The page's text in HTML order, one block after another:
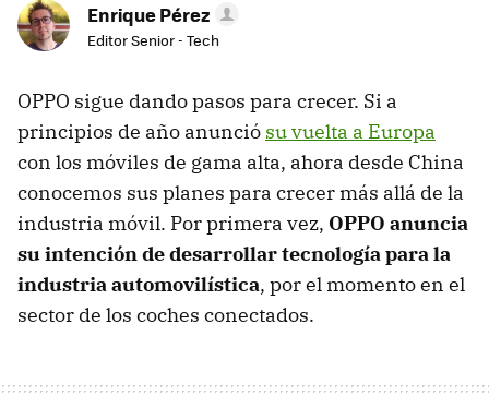
Enrique Pérez
Editor Senior - Tech
OPPO sigue dando pasos para crecer. Si a
principios de año anunció su vuelta a Europa
con los móviles de gama alta, ahora desde China
conocemos sus planes para crecer más allá de la
industria móvil. Por primera vez, OPPO anuncia
su intención de desarrollar tecnología para la
industria automovilística, por el momento en el
sector de los coches conectados.